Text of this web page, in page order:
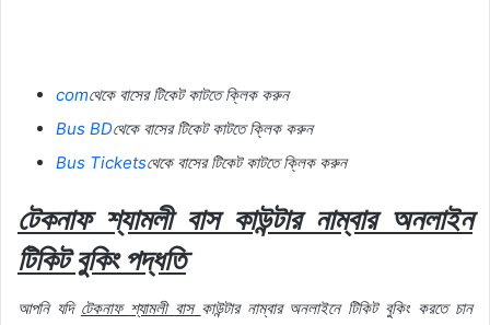
comথেকেবাসেরটিকেটকাটতেক্লিককরুন
Bus BDথেকেবাসেরটিকেটকাটতেক্লিককরুন
Bus Ticketsথেকেবাসেরটিকেটকাটতেক্লিককরুন
টেকনাফ শ্যামলী বাস কাউন্টার নাম্বার অনলাইন
টিকিটবুকিংপদ্ধতি
আপনি যদি টেকনাফ শ্যামলী বাস কাউন্টার নাম্বার অনলাইনে টিকিট বুকিং করতে চান